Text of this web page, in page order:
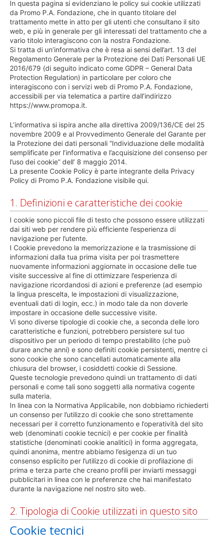
In questa pagina si evidenziano le policy sui cookie utilizzati
da Promo P.A. Fondazione, che in quanto titolare del
trattamento mette in atto per gli utenti che consultano il sito
web, e più in generale per gli interessati del trattamento che a
vario titolo interagiscono con la nostra Fondazione.
Si tratta di un’informativa che è resa ai sensi dell’art. 13 del
Regolamento Generale per la Protezione dei Dati Personali UE
2016/679 (di seguito indicato come GDPR – General Data
Protection Regulation) in particolare per coloro che
interagiscono con i servizi web di Promo P.A. Fondazione,
accessibili per via telematica a partire dall’indirizzo
https://www.promopa.it.
L’informativa si ispira anche alla direttiva 2009/136/CE del 25
novembre 2009 e al Provvedimento Generale del Garante per
la Protezione dei dati personali “Individuazione delle modalità
semplificate per l’informativa e l’acquisizione del consenso per
l’uso dei cookie” dell’ 8 maggio 2014.
La presente Cookie Policy è parte integrante della Privacy
Policy di Promo P.A. Fondazione visibile qui.
1. Definizioni e caratteristiche dei cookie
I cookie sono piccoli file di testo che possono essere utilizzati
dai siti web per rendere più efficiente l’esperienza di
navigazione per l’utente.
I Cookie prevedono la memorizzazione e la trasmissione di
informazioni dalla tua prima visita per poi trasmettere
nuovamente informazioni aggiornate in occasione delle tue
visite successive al fine di ottimizzare l’esperienza di
navigazione ricordandosi di azioni e preferenze (ad esempio
la lingua prescelta, le impostazioni di visualizzazione,
eventuali dati di login, ecc.) in modo tale da non doverle
impostare in occasione delle successive visite.
Vi sono diverse tipologie di cookie che, a seconda delle loro
caratteristiche e funzioni, potrebbero persistere sul tuo
dispositivo per un periodo di tempo prestabilito (che può
durare anche anni) e sono definiti cookie persistenti, mentre ci
sono cookie che sono cancellati automaticamente alla
chiusura del browser, i cosiddetti cookie di Sessione.
Queste tecnologie prevedono quindi un trattamento di dati
personali e come tali sono soggetti alla normativa cogente
sulla materia.
In linea con la Normativa Applicabile, non dobbiamo richiederti
un consenso per l’utilizzo di cookie che sono strettamente
necessari per il corretto funzionamento e l’operatività del sito
web (denominati cookie tecnici) e per cookie per finalità
statistiche (denominati cookie analitici) in forma aggregata,
quindi anonima, mentre abbiamo l’esigenza di un tuo
consenso esplicito per l’utilizzo di cookie di profilazione di
prima e terza parte che creano profili per inviarti messaggi
pubblicitari in linea con le preferenze che hai manifestato
durante la navigazione nel nostro sito web.
2. Tipologia di Cookie utilizzati in questo sito
Cookie tecnici